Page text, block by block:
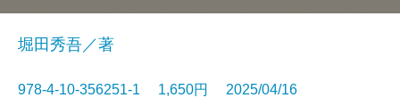
堀田秀吾／著
978-4-10-356251-1 1,650円 2025/04/16